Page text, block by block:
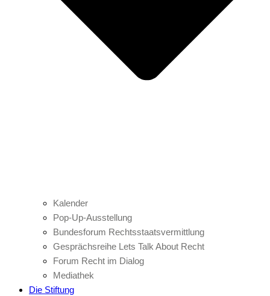
Kalender
Pop-Up-Ausstellung
Bundesforum Rechtsstaatsvermittlung
Gesprächsreihe Lets Talk About Recht
Forum Recht im Dialog
Mediathek
Die Stiftung